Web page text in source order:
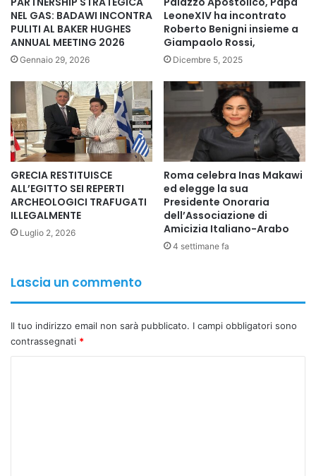
colleghi dovranno seguire per percepire il trattamento di
missione.
vicecommissario
A breve verranno inviate, ai 249 candidati idonei alle prove
scritte, le convocazioni per le selezioni psicoattitudinali,
che verranno effettuate subito dopo l’Epifania.
Roma 11 dicembre 2025
NEL GAS: BADAWI INCONTRA
PULITI AL BAKER HUGHES
ANNUAL MEETING 2026
Gennaio 29, 2026
LeoneXIV ha incontrato
Roberto Benigni insieme a
Giampaolo Rossi,
Dicembre 5, 2025
GRECIA RESTITUISCE
ALL’EGITTO SEI REPERTI
ARCHEOLOGICI TRAFUGATI
ILLEGALMENTE
Luglio 2, 2026
Roma celebra Inas Makawi
ed elegge la sua
Presidente Onoraria
dell’Associazione di
Amicizia Italiano-Arabo
4 settimane fa
Lascia un commento
Il tuo indirizzo email non sarà pubblicato. I campi obbligatori sono
contrassegnati *